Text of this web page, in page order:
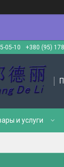
05-10 +380 (95)
и услуги